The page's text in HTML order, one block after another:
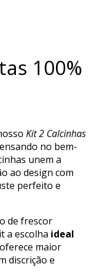
100%
Kit 2 Calcinhas
no bem-
unem a
ao design com
perfeito e
de frescor
a escolha ideal
maior
discrição e